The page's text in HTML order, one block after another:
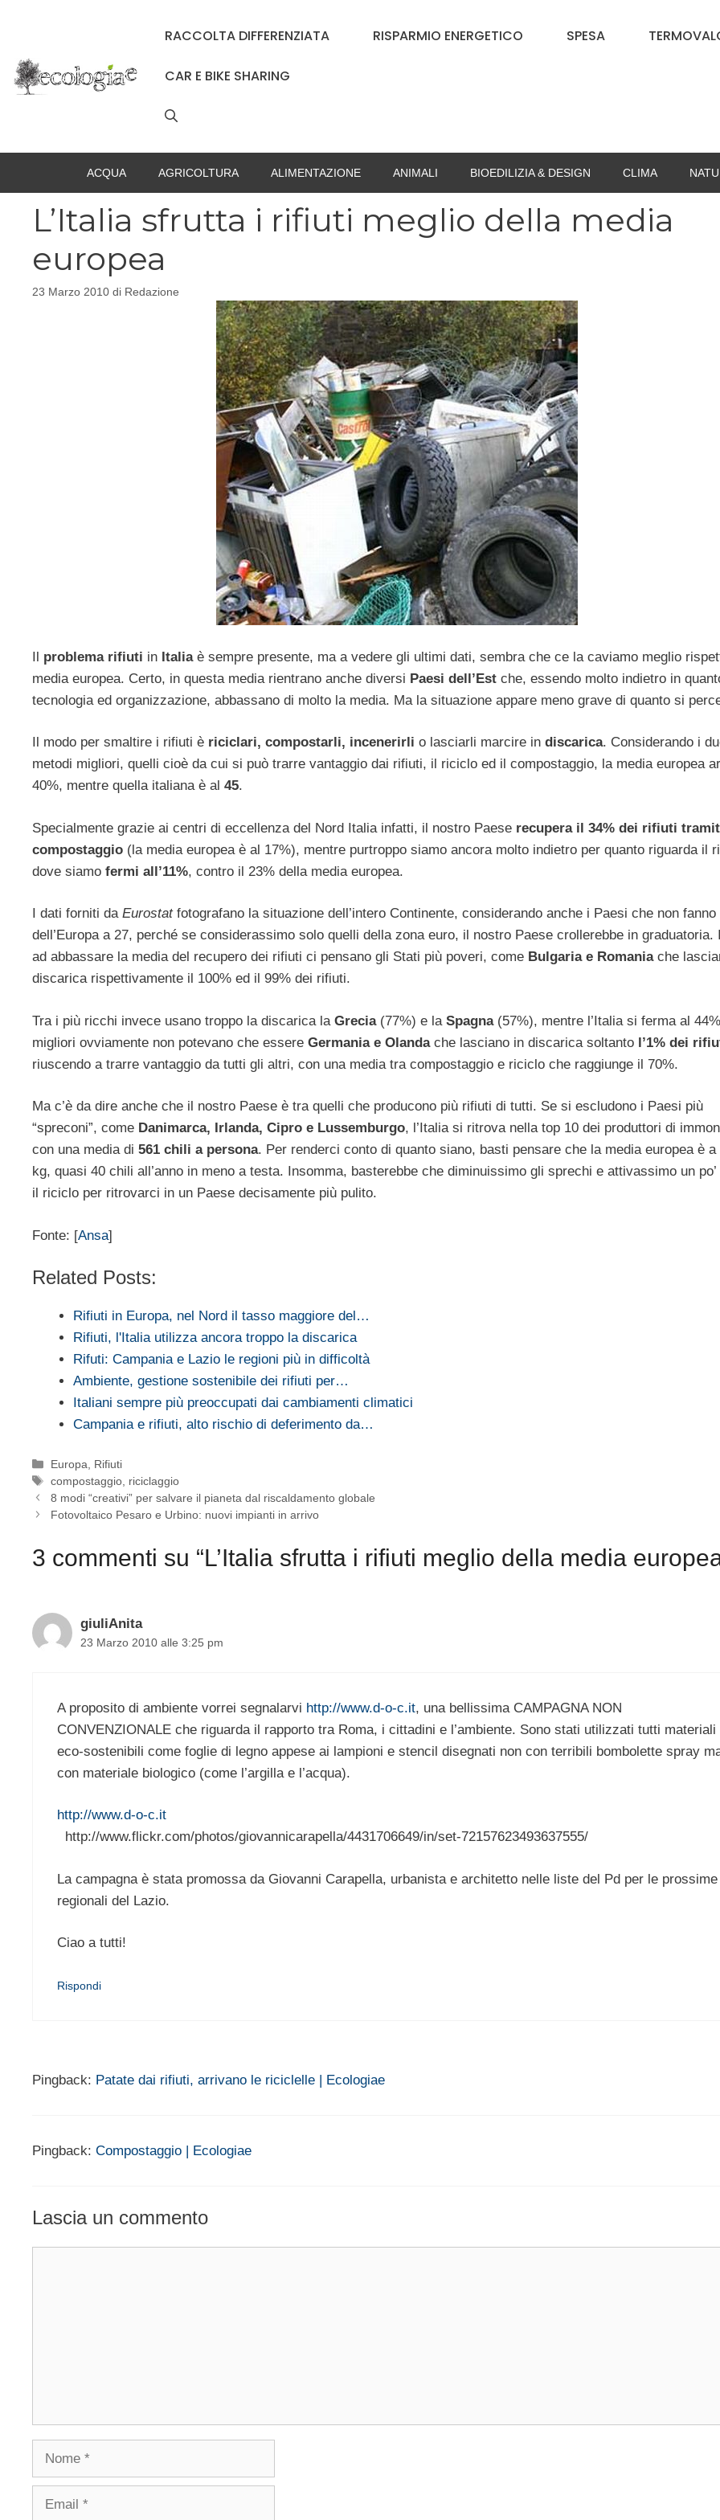
RACCOLTA DIFFERENZIATA RISPARMIO ENERGETICO SPESA
CAR E BIKE SHARING
ACQUA AGRICOLTURA ALIMENTAZIONE ANIMALI BIOEDILIZIA & DESIGN CLIMA
L’Italia sfrutta i rifiuti meglio della media
europea
23 Marzo 2010 di Redazione
Il problema rifiuti in Italia è sempre presente, ma a vedere gli ultimi dati, sembra che ce la caviamo meglio
media europea. Certo, in questa media rientrano anche diversi Paesi dell’Est che, essendo molto indietro in
tecnologia ed organizzazione, abbassano di molto la media. Ma la situazione appare meno grave di quanto si
Il modo per smaltire i rifiuti è riciclari, compostarli, incenerirli o lasciarli marcire in discarica. Considerando i
metodi migliori, quelli cioè da cui si può trarre vantaggio dai rifiuti, il riciclo ed il compostaggio, la media europea
40%, mentre quella italiana è al 45.
Specialmente grazie ai centri di eccellenza del Nord Italia infatti, il nostro Paese recupera il 34% dei rifiuti
compostaggio (la media europea è al 17%), mentre purtroppo siamo ancora molto indietro per quanto riguarda il
dove siamo fermi all’11%, contro il 23% della media europea.
I dati forniti da Eurostat fotografano la situazione dell’intero Continente, considerando anche i Paesi che non fanno
dell’Europa a 27, perché se considerassimo solo quelli della zona euro, il nostro Paese crollerebbe in graduatoria.
ad abbassare la media del recupero dei rifiuti ci pensano gli Stati più poveri, come Bulgaria e Romaniache
discarica rispettivamente il 100% ed il 99% dei rifiuti.
Tra i più ricchi invece usano troppo la discarica la Grecia (77%) e la Spagna (57%), mentre l’Italia si ferma al
migliori ovviamente non potevano che essere Germania e Olandache lasciano in discarica soltanto l’1% dei
riuscendo a trarre vantaggio da tutti gli altri, con una media tra compostaggio e riciclo che raggiunge il 70%.
Ma c’è da dire anche che il nostro Paese è tra quelli che producono più rifiuti di tutti. Se si escludono i Paesi più
“spreconi”, come Danimarca, Irlanda, Cipro e Lussemburgo, l’Italia si ritrova nella top 10 dei produttori di
con una media di 561 chili a persona. Per renderci conto di quanto siano, basti pensare che la media europea è a
kg, quasi 40 chili all’anno in meno a testa. Insomma, basterebbe che diminuissimo gli sprechi e attivassimo un po’
il riciclo per ritrovarci in un Paese decisamente più pulito.
Fonte: [Ansa]
Related Posts:
Rifiuti in Europa, nel Nord il tasso maggiore del…
Rifiuti, l'Italia utilizza ancora troppo la discarica
Rifuti: Campania e Lazio le regioni più in difficoltà
Ambiente, gestione sostenibile dei rifiuti per…
Italiani sempre più preoccupati dai cambiamenti climatici
Campania e rifiuti, alto rischio di deferimento da…
Categorie
Europa
Rifiuti
Tag
compostaggio riciclaggio
8 modi “creativi” per salvare il pianeta dal riscaldamento globale
Fotovoltaico Pesaro e Urbino: nuovi impianti in arrivo
3 commenti su “L’Italia sfrutta i rifiuti meglio della media
giuliAnita
23 Marzo 2010 alle 3:25 pm
A proposito di ambiente vorrei segnalarvi http://www.d-o-c.it, una bellissima CAMPAGNA NON
CONVENZIONALE che riguarda il rapporto tra Roma, i cittadini e l’ambiente. Sono stati utilizzati tutti materiali
eco-sostenibili come foglie di legno appese ai lampioni e stencil disegnati non con terribili bombolette spray
con materiale biologico (come l’argilla e l’acqua).
http://www.d-o-c.it
http://www.flickr.com/photos/giovannicarapella/4431706649/in/set-72157623493637555/
La campagna è stata promossa da Giovanni Carapella, urbanista e architetto nelle liste del Pd per le prossime
regionali del Lazio.
Ciao a tutti!
Rispondi
Pingback: Patate dai rifiuti, arrivano le riciclelle | Ecologiae
Pingback: Compostaggio | Ecologiae
Lascia un commento
Nome
Email